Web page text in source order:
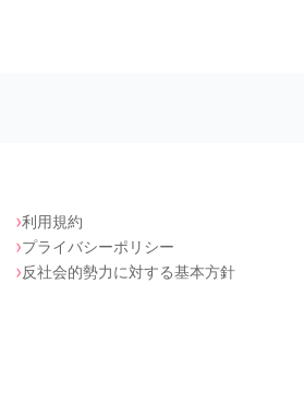
利用規約
プライバシーポリシー
反社会的勢力に対する基本方針